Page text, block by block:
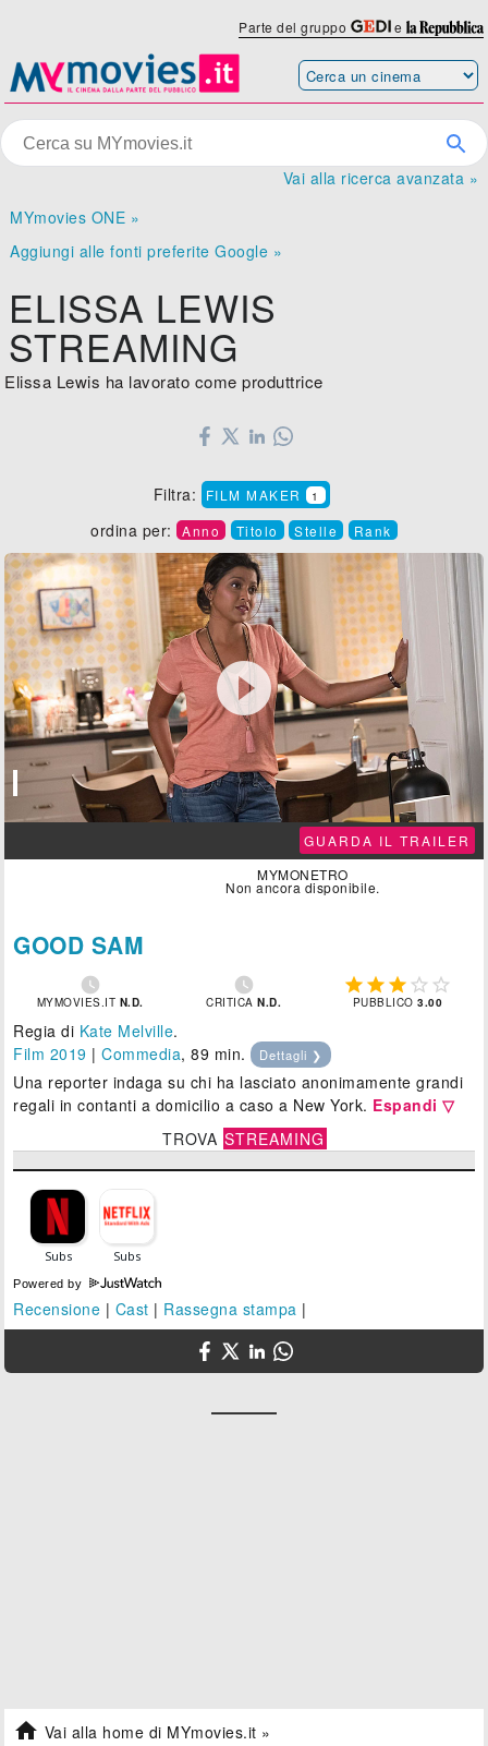
Parte del gruppo e
Vai alla ricerca avanzata »
MYmovies ONE »
Aggiungi alle fonti preferite Google »
ELISSA LEWIS
STREAMING
Elissa Lewis ha lavorato come produttrice
Filtra: FILM MAKER 1
ordina per: Anno Titolo Stelle Rank

GUARDA IL TRAILER
MYMONETRO
Non ancora disponibile.
GOOD SAM

MYMOVIES.IT N.D.

CRITICAN.D.
    
PUBBLICO3.00
Regia di Kate Melville.
Film 2019 |Commedia, 89 min. Dettagli ❯
Una reporter indaga su chi ha lasciato anonimamente grandi
regali in contanti a domicilio a caso a New York. Espandi ▽
TROVA STREAMING
Powered by
Recensione | Cast | Rassegna stampa |
 Vai alla home di MYmovies.it »